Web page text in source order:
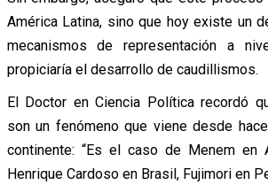
América Latina, sino que hoy existe un
mecanismos de representación a
propiciaría el desarrollo de caudillismos.
El Doctor en Ciencia Política recordó
son un fenómeno que viene desde
continente: “Es el caso de Menem en
Henrique Cardoso en Brasil, Fujimori en